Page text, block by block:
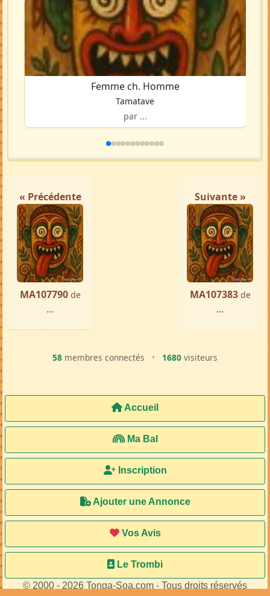
Femme ch. Homme
Tamatave
par ...
« Précédente
MA107790 de
...
Suivante »
MA107383 de
...
58 membres connectés • 1680 visiteurs
Accueil
Ma Bal
Inscription
Ajouter une Annonce
Vos Avis
Le Trombi
© 2000 - 2026 Tonga-Soa.com - Tous droits réservés